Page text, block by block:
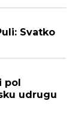
Svatko
pol
udrugu